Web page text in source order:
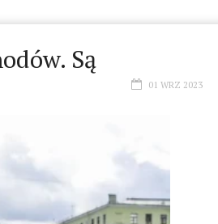
Są
01 WRZ 2023